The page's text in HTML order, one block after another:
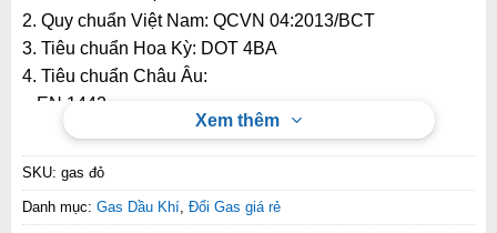
2. Quy chuẩn Việt Nam: QCVN 04:2013/BCT
3. Tiêu chuẩn Hoa Kỳ: DOT 4BA
4. Tiêu chuẩn Châu Âu:
– EN 1442
– ISO 4706
– ISO 22991
5. Tiêu chuẩn KGS – AC211(Hàn Quốc)
Vỏ chai được sản xuất bằng thép nhập khẩu SG 255 của
Xem thêm
SKU: gas đỏ
Danh mục: Gas Dầu Khí, Đổi Gas giá rẻ